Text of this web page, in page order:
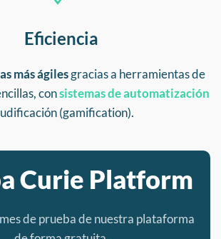
Eficiencia
más ágilesgracias a herramientas de
consistemas de automatización
(gamification).
Curie Platform
de prueba de nuestra plataforma